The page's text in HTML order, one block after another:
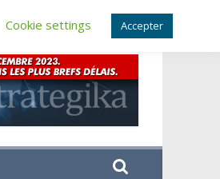
Cookie settings Accepter